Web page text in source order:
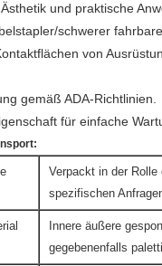
und praktische
schwerer
von
gemäß ADA-Richtlinien.
für einfache
Verpackt in der
spezifischen
Innere äußere
gegebenenfalls